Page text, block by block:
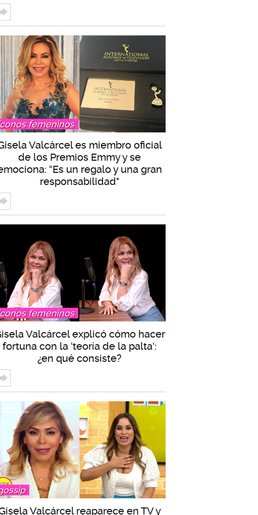
femeninos
Valcárcel es miembro oficial
de los Premios Emmy y se
“Es un regalo y una gran
responsabilidad"
femeninos
Valcárcel explicó cómo hacer
fortuna con la ‘teoría de la palta':
¿en qué consiste?
Valcárcel reaparece en TV y